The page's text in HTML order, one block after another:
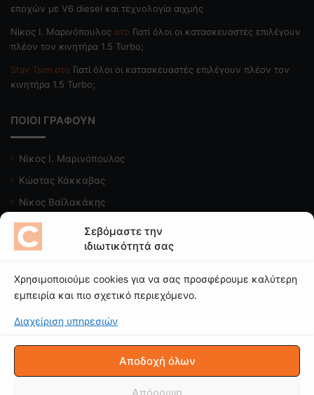
Σεβόμαστε την
ιδιωτικότητά σας
Χρησιμοποιούμε cookies για να σας προσφέρουμε καλύτερη
εμπειρία και πιο σχετικό περιεχόμενο.
Διαχείριση υπηρεσιών
Αποδοχή όλων
Απόρριψη
εποχών με V6 diesel και τεχνολογία αιχμής
Nίκος Ι. Mαρινόπουλος στο Γιατί όλοι οι κατασκευαστές επιλέγουν
πλέον τον κινητήρα 1.5 Turbo;
Stav Tsim στο Γιατί όλοι οι κατασκευαστές επιλέγουν πλέον τον
κινητήρα 1.5 Turbo;
ΠΟΙΟΙ ΓΡΑΦΟΥΝ
Νίκος Ι. Μαρινόπουλος
Κώστας Κάκκαβας
Νίκος Βαϊλακάκης
Μιχάλης Κατωπόδης
Κώστας Χαλκιαδάκης
Δείτε το κανάλι μας
ΟΡΟΙ ΧΡΗΣΗΣ|ΠΟΛΙΤΙΚΗ ΑΠΟΡΡΗΤΟΥ